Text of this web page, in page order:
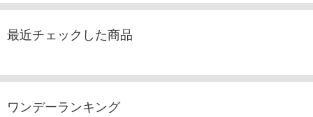
最近チェックした商品
ワンデーランキング